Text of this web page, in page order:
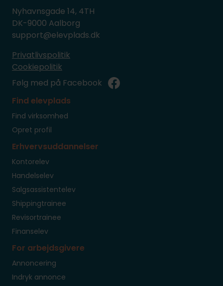
Nyhavnsgade 14, 4TH
DK-9000 Aalborg
support@elevplads.dk
Privatlivspolitik
Cookiepolitik
Følg med på Facebook
Find elevplads
Find virksomhed
Opret profil
Erhvervsuddannelser
Kontorelev
Handelselev
Salgsassistentelev
Shippingtrainee
Revisortrainee
Finanselev
For arbejdsgivere
Annoncering
Indryk annonce